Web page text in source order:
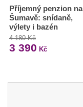
Příjemný penzion na
Šumavě: snídaně,
výlety i bazén
4 180 Kč
3 390 Kč